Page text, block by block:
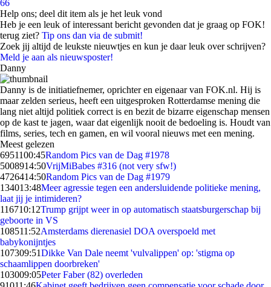
66
Help ons; deel dit item als je het leuk vond
Heb je een leuk of interessant bericht gevonden dat je graag op FOK!
terug ziet? Tip ons dan via de submit!
Zoek jij altijd de leukste nieuwtjes en kun je daar leuk over schrijven?
Meld je aan als nieuwsposter!
Danny
Danny is de initiatiefnemer, oprichter en eigenaar van FOK.nl. Hij is
maar zelden serieus, heeft een uitgesproken Rotterdamse mening die
lang niet altijd politiek correct is en bezit de bizarre eigenschap mensen
op de kast te jagen, waar dat eigenlijk nooit de bedoeling is. Houdt van
films, series, tech en gamen, en wil vooral nieuws met een mening.
Meest gelezen
6951100:45Random Pics van de Dag #1978
5008914:50VrijMiBabes #316 (not very sfw!)
4726414:50Random Pics van de Dag #1979
134013:48Meer agressie tegen een andersluidende politieke mening,
laat jij je intimideren?
116710:12Trump grijpt weer in op automatisch staatsburgerschap bij
geboorte in VS
108511:52Amsterdams dierenasiel DOA overspoeld met
babykonijntjes
107309:51Dikke Van Dale neemt 'vulvalippen' op: 'stigma op
schaamlippen doorbreken'
103009:05Peter Faber (82) overleden